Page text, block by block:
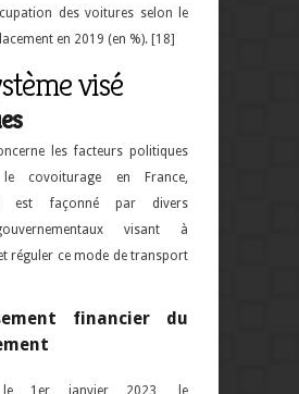
des voitures selon le
en 2019 (en %). [18]
visé
les facteurs politiques
le covoiturage en France,
est façonné par divers
visant à
réguler ce mode de transport
financier du
le 1er janvier 2023, le